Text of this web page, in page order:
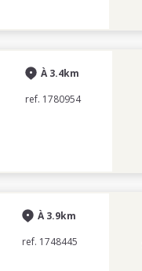
À 3.4km
ref. 1780954
À 3.9km
ref. 1748445